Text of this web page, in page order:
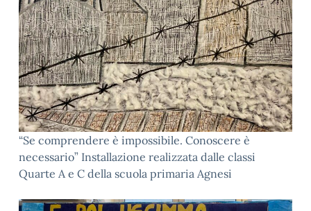
“Se comprendere è impossibile. Conoscere è
necessario” Installazione realizzata dalle classi
Quarte A e C della scuola primaria Agnesi